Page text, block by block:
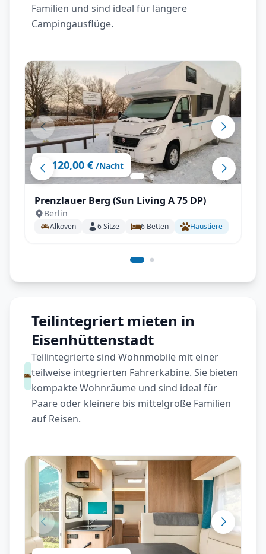
Familien und sind ideal für längere
Campingausflüge.
ab 120,00 € /Nacht
Prenzlauer Berg (Sun Living A 75 DP)
Berlin
Alkoven 6Sitze 6 Betten Haustiere
Teilintegriert mieten in
Eisenhüttenstadt
Teilintegrierte sind Wohnmobile mit einer
teilweise integrierten Fahrerkabine. Sie bieten
kompakte Wohnräume und sind ideal für
Paare oder kleinere bis mittelgroße Familien
auf Reisen.